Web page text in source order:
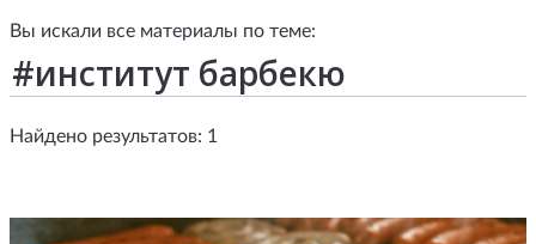
Вы искали все материалы по теме:
Найдено результатов: 1